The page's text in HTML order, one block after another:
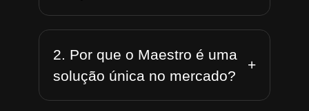
2. Por que o Maestro é uma
solução única no mercado?
+